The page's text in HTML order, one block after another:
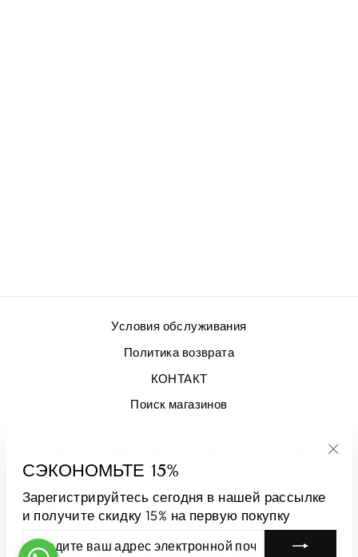
СЭКОНОМЬТЕ 15%
Зарегистрируйтесь сегодня в нашей рассылке
и получите скидку 15% на первую покупку
ВВЕДИТЕ
ВАШ
ПОДПИСАТЬСЯ
Условия обслуживания
Политика возврата
КОНТАКТ
Поиск магазинов
ЯЗЫК
Русский ВАЛЮТА
Андорра (EUR €)
© 2026 LUNATICAMILANO.COM | Luna srl | Виа Каппуччина 61,